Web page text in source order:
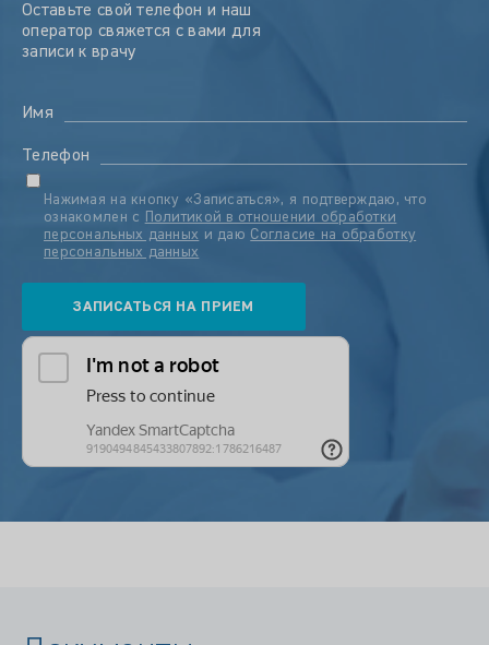
Оставьте свой телефон и наш
оператор свяжется с вами для
записи к врачу
Имя
Телефон
Нажимая на кнопку «Записаться», я подтверждаю, что
ознакомлен с
Политикой в отношении обработки
персональных данных и даю Согласие на обработку
персональных данных